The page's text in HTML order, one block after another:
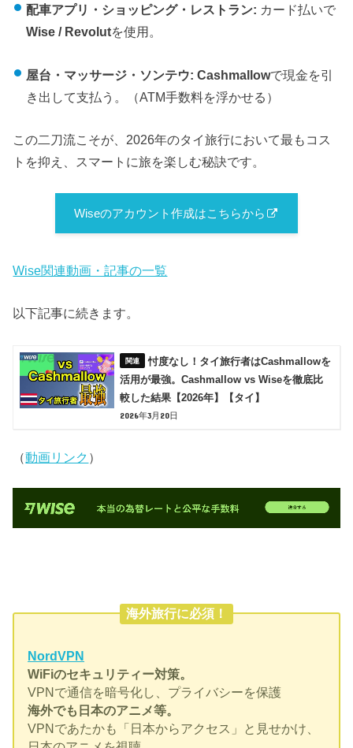
配車アプリ・ショッピング・レストラン: カード払いで
Wise / Revolutを使用。
屋台・マッサージ・ソンテウ: Cashmallowで現金を引
き出して支払う。（ATM手数料を浮かせる）
この二刀流こそが、2026年のタイ旅行において最もコス
トを抑え、スマートに旅を楽しむ秘訣です。
Wiseのアカウント作成はこちらから
Wise関連動画・記事の一覧
以下記事に続きます。
忖度なし！タイ旅行者はCashmallowを
活用が最強。Cashmallow vs Wiseを徹底比
較した結果【2026年】【タイ】
2026年3月20日
（動画リンク ）
海外旅行に必須！
NordVPN
WiFiのセキュリティー対策。
VPNで通信を暗号化し、プライバシーを保護
海外でも日本のアニメ等。
VPNであたかも「日本からアクセス」と見せかけ、